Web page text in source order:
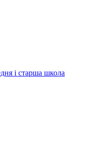
і старша школа